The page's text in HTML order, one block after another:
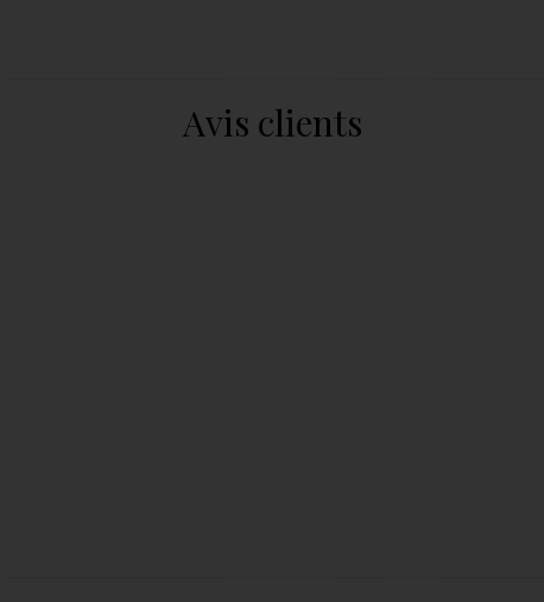
Avis clients